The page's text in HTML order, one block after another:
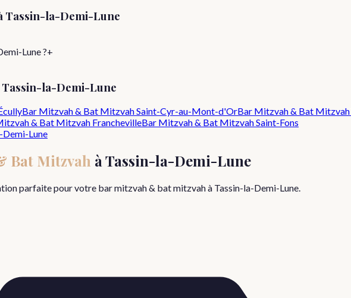
Tassin-la-Demi-Lune
Lune ?+
Tassin-la-Demi-Lune
Bar Mitzvah & Bat MitzvahSaint-Cyr-au-Mont-d'OrBar Mitzvah & Bat Mitzvah
& Bat Mitzvah FranchevilleBar Mitzvah & Bat MitzvahSaint-Fons
Demi-Lune
Bat Mitzvah à Tassin-la-Demi-Lune
parfaite pour votre bar mitzvah & bat mitzvahà Tassin-la-Demi-Lune.